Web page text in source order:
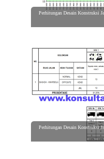
Perhitungan Desain Konstruksi
Perhitungan Desain Konstruksi